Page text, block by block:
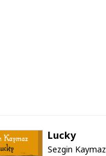
Lucky
Sezgin Kaymaz